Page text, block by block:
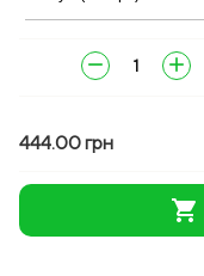
remove add
444.00 грн
shopping_cart